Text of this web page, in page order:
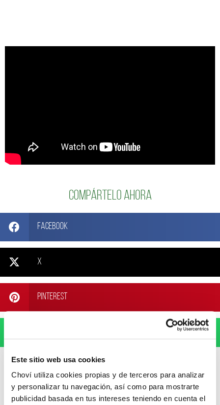
Este sitio web usa cookies
Choví utiliza cookies propias y de terceros para analizar
y personalizar tu navegación, así como para mostrarte
publicidad basada en tus intereses teniendo en cuenta el
Compártelo ahora
Facebook
X
Pinterest